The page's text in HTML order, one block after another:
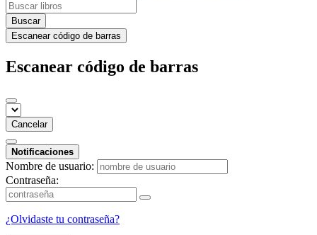
Buscar
Escanear código de barras
Escanear código de barras
Cancelar
Notificaciones
Nombre de usuario:
Contraseña:
¿Olvidaste tu contraseña?